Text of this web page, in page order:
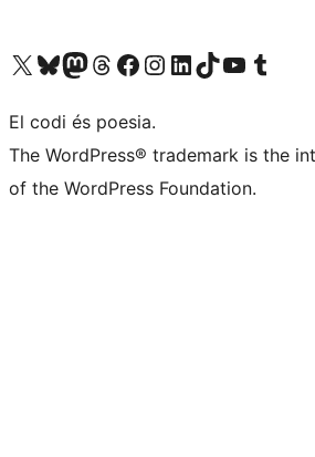
Visiteu el nostre compte X (abans Twitter)
Visiteu el nostre compte de Bluesky
Visiteu el nostre compte al Mastodon
Visiteu el nostre compte de Threads
Visiteu la nostra pàgina al Facebook
Visiteu el nostre compte d'Instagram
Visiteu el nostre compte de LinkedIn
Visiteu el nostre compte de TikTok
Visiteu el nostre canal al YouTube
Visiteu el nostre compte de
El codi és poesia.
The WordPress® trademark is the
of the WordPress Foundation.